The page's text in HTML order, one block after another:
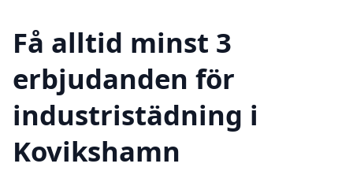
Få alltid minst 3
erbjudanden för
industristädning i
Kovikshamn